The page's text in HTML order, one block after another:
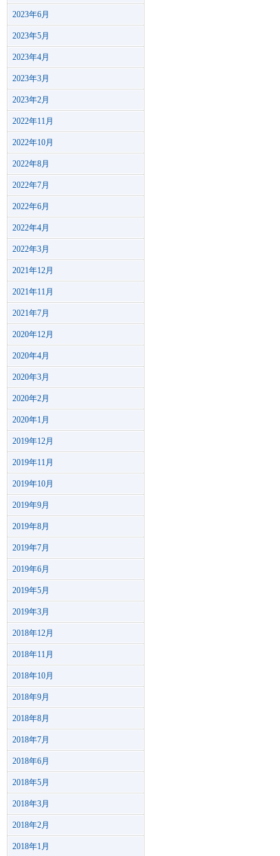
2023年6月
2023年5月
2023年4月
2023年3月
2023年2月
2022年11月
2022年10月
2022年8月
2022年7月
2022年6月
2022年4月
2022年3月
2021年12月
2021年11月
2021年7月
2020年12月
2020年4月
2020年3月
2020年2月
2020年1月
2019年12月
2019年11月
2019年10月
2019年9月
2019年8月
2019年7月
2019年6月
2019年5月
2019年3月
2018年12月
2018年11月
2018年10月
2018年9月
2018年8月
2018年7月
2018年6月
2018年5月
2018年3月
2018年2月
2018年1月